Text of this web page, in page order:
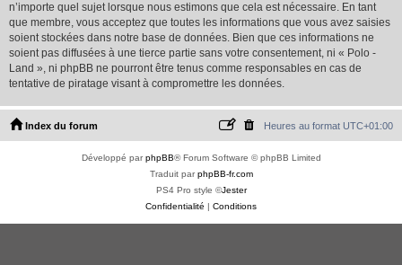
n’importe quel sujet lorsque nous estimons que cela est nécessaire. En tant
que membre, vous acceptez que toutes les informations que vous avez saisies
soient stockées dans notre base de données. Bien que ces informations ne
soient pas diffusées à une tierce partie sans votre consentement, ni « Polo -
Land », ni phpBB ne pourront être tenus comme responsables en cas de
tentative de piratage visant à compromettre les données.
Index du forum Heures au format UTC+01:00
Développé parphpBB® Forum Software © phpBB Limited
Traduit parphpBB-fr.com
PS4 Pro style ©Jester
Confidentialité | Conditions